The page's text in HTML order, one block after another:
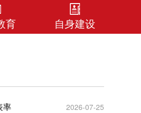
育 自身建设
率 2026-07-25